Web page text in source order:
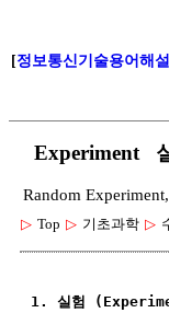
[정보통신기술용어해설
Experiment
Random
▷ Top ▷ 기초과학 ▷
1. 실험